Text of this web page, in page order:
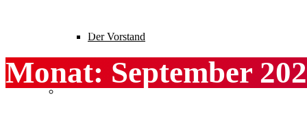
Der Vorstand
Parteiarbeit
September
Monat: September